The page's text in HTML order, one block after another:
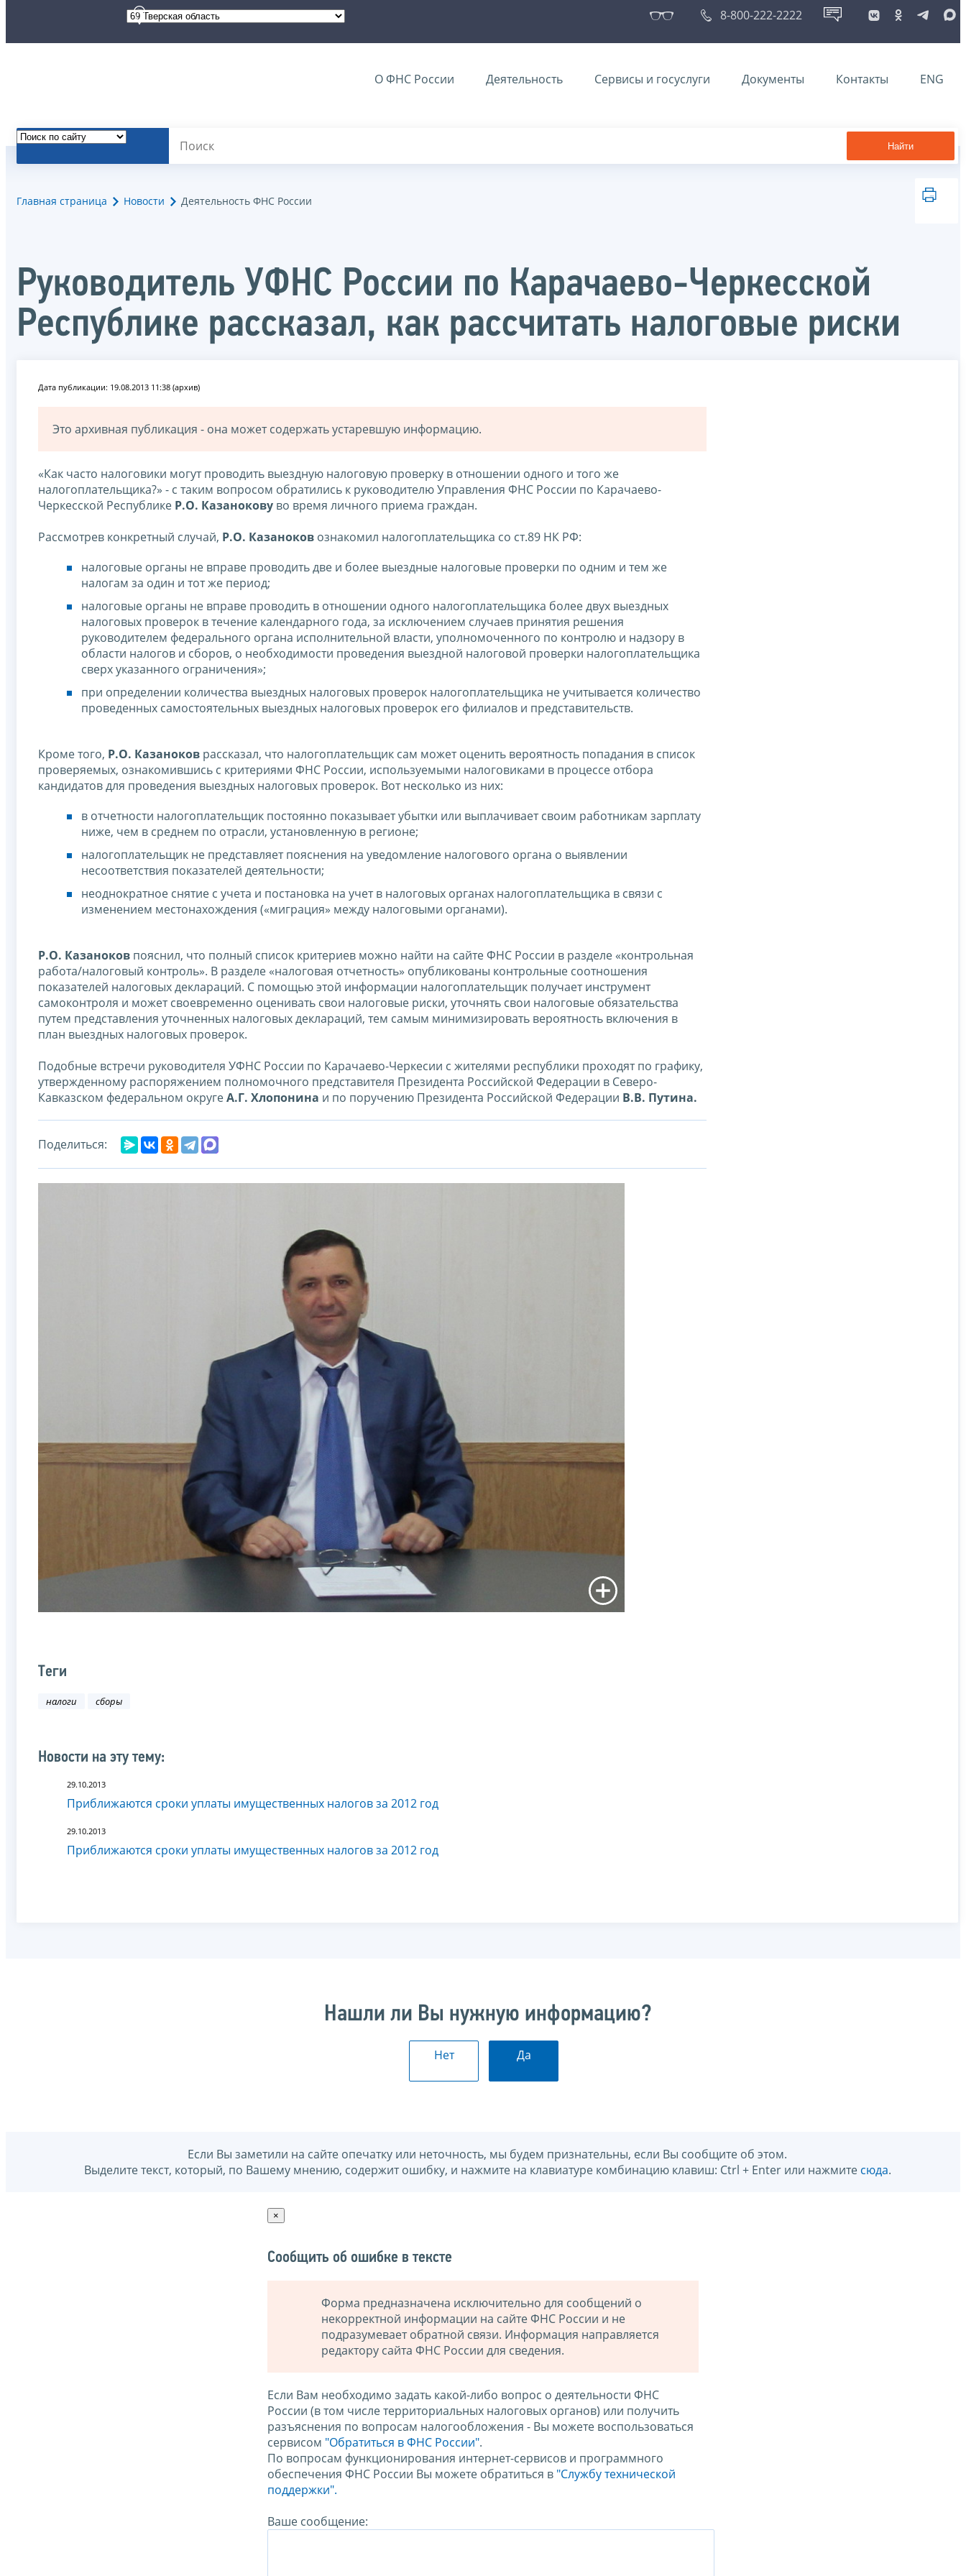
8-800-222-2222
О ФНС России Деятельность Сервисы и госуслуги Документы Контакты ENG
Найти
Главная страница Новости Деятельность ФНС России
Руководитель УФНС России по Карачаево-Черкесской
Республике рассказал, как рассчитать налоговые риски
Дата публикации: 19.08.2013 11:38 (архив)
Это архивная публикация - она может содержать устаревшую информацию.
«Как часто налоговики могут проводить выездную налоговую проверку в отношении одного и того же
налогоплательщика?» - с таким вопросом обратились к руководителю Управления ФНС России по Карачаево-
Черкесской Республике Р.О. Казанокову во время личного приема граждан.
Рассмотрев конкретный случай, Р.О. Казаноков ознакомил налогоплательщика со ст.89 НК РФ:
налоговые органы не вправе проводить две и более выездные налоговые проверки по одним и тем же
налогам за один и тот же период;
налоговые органы не вправе проводить в отношении одного налогоплательщика более двух выездных
налоговых проверок в течение календарного года, за исключением случаев принятия решения
руководителем федерального органа исполнительной власти, уполномоченного по контролю и надзору в
области налогов и сборов, о необходимости проведения выездной налоговой проверки налогоплательщика
сверх указанного ограничения»;
при определении количества выездных налоговых проверок налогоплательщика не учитывается количество
проведенных самостоятельных выездных налоговых проверок его филиалов и представительств.
Кроме того, Р.О. Казаноков рассказал, что налогоплательщик сам может оценить вероятность попадания в список
проверяемых, ознакомившись c критериями ФНС России, используемыми налоговиками в процессе отбора
кандидатов для проведения выездных налоговых проверок. Вот несколько из них:
в отчетности налогоплательщик постоянно показывает убытки или выплачивает своим работникам зарплату
ниже, чем в среднем по отрасли, установленную в регионе;
налогоплательщик не представляет пояснения на уведомление налогового органа о выявлении
несоответствия показателей деятельности;
неоднократное снятие с учета и постановка на учет в налоговых органах налогоплательщика в связи с
изменением местонахождения («миграция» между налоговыми органами).
Р.О. Казаноков пояснил, что полный список критериев можно найти на сайте ФНС России в разделе «контрольная
работа/налоговый контроль». В разделе «налоговая отчетность» опубликованы контрольные соотношения
показателей налоговых деклараций. С помощью этой информации налогоплательщик получает инструмент
самоконтроля и может своевременно оценивать свои налоговые риски, уточнять свои налоговые обязательства
путем представления уточненных налоговых деклараций, тем самым минимизировать вероятность включения в
план выездных налоговых проверок.
Подобные встречи руководителя УФНС России по Карачаево-Черкесии с жителями республики проходят по графику,
утвержденному распоряжением полномочного представителя Президента Российской Федерации в Северо-
Кавказском федеральном округеА.Г. Хлопонина и по поручению Президента Российской Федерации В.В. Путина.
Поделиться:
Теги
налоги сборы
Новости на эту тему:
29.10.2013
Приближаются сроки уплаты имущественных налогов за 2012 год
29.10.2013
Приближаются сроки уплаты имущественных налогов за 2012 год
Нашли ли Вы нужную информацию?
Нет Да
Если Вы заметили на сайте опечатку или неточность, мы будем признательны, если Вы сообщите об этом.
Выделите текст, который, по Вашему мнению, содержит ошибку, и нажмите на клавиатуре комбинацию клавиш: Ctrl + Enter или нажмите сюда.
×
Сообщить об ошибке в тексте
Форма предназначена исключительно для сообщений о
некорректной информации на сайте ФНС России и не
подразумевает обратной связи. Информация направляется
редактору сайта ФНС России для сведения.
Если Вам необходимо задать какой-либо вопрос о деятельности ФНС
России (в том числе территориальных налоговых органов) или получить
разъяснения по вопросам налогообложения - Вы можете воспользоваться
сервисом "Обратиться в ФНС России".
По вопросам функционирования интернет-сервисов и программного
обеспечения ФНС России Вы можете обратиться в "Службу технической
поддержки".
Ваше сообщение: